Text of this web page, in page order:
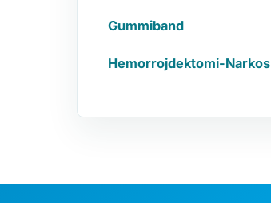
Gummiband
Hemorrojdektomi-Narkos